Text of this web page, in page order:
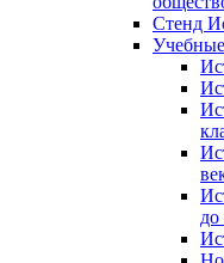
Стенд
до